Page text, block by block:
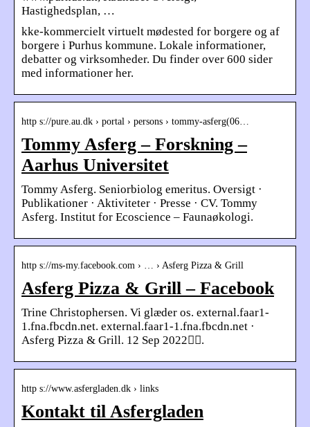
Hastighedsplan, …
kke-kommercielt virtuelt mødested for borgere og af
borgere i Purhus kommune. Lokale informationer,
debatter og virksomheder. Du finder over 600 sider
med informationer her.
http s://pure.au.dk › portal › persons › tommy-asferg(06…
Tommy Asferg – Forskning –
Aarhus Universitet
Tommy Asferg. Seniorbiolog emeritus. Oversigt ·
Publikationer · Aktiviteter · Presse · CV. Tommy
Asferg. Institut for Ecoscience – Faunaøkologi.
http s://ms-my.facebook.com › … › Asferg Pizza & Grill
Asferg Pizza & Grill – Facebook
Trine Christophersen. Vi glæder os. external.faar1-
1.fna.fbcdn.net. external.faar1-1.fna.fbcdn.net ·
Asferg Pizza & Grill. 12 Sep 2022󰞋󰟠.
http s://www.asfergladen.dk › links
Kontakt til Asfergladen